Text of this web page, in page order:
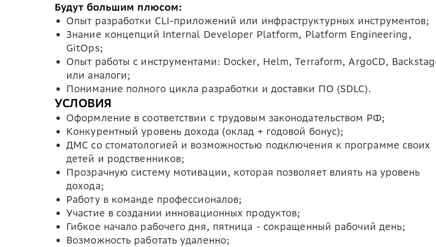
Будут большим плюсом:
Опыт разработки CLI-приложений или инфраструктурных инструментов;
Знание концепций Internal Developer Platform, Platform Engineering,
GitOps;
Опыт работы с инструментами: Docker, Helm, Terraform, ArgoCD,
или аналоги;
Понимание полного цикла разработки и доставки ПО (SDLC).
УСЛОВИЯ
Оформление в соответствии с трудовым законодательством РФ;
Конкурентный уровень дохода (оклад + годовой бонус);
ДМС со стоматологией и возможностью подключения к программе своих
детей и родственников;
Прозрачную систему мотивации, которая позволяет влиять на уровень
дохода;
Работу в команде профессионалов;
Участие в создании инновационных продуктов;
Гибкое начало рабочего дня, пятница - сокращенный рабочий день;
Возможность работать удаленно;